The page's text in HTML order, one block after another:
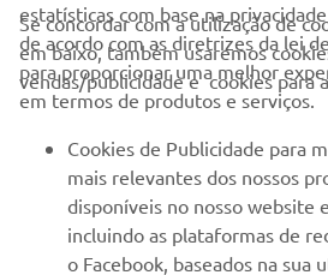
EMPRESA
MAIS YAMAHA
SERVIÇO E SUPORTE
estatísticas com base na
de acordo com as diretrizes da lei
para proporcionar uma melhor
em termos de produtos e serviços.
Se concordar com a utilização de
em baixo, também usaremos
vendas/publicidade e cookies para
Cookies de Publicidade para
mais relevantes dos nossos
disponíveis no nosso website
incluindo as plataformas de
o Facebook, baseados na sua